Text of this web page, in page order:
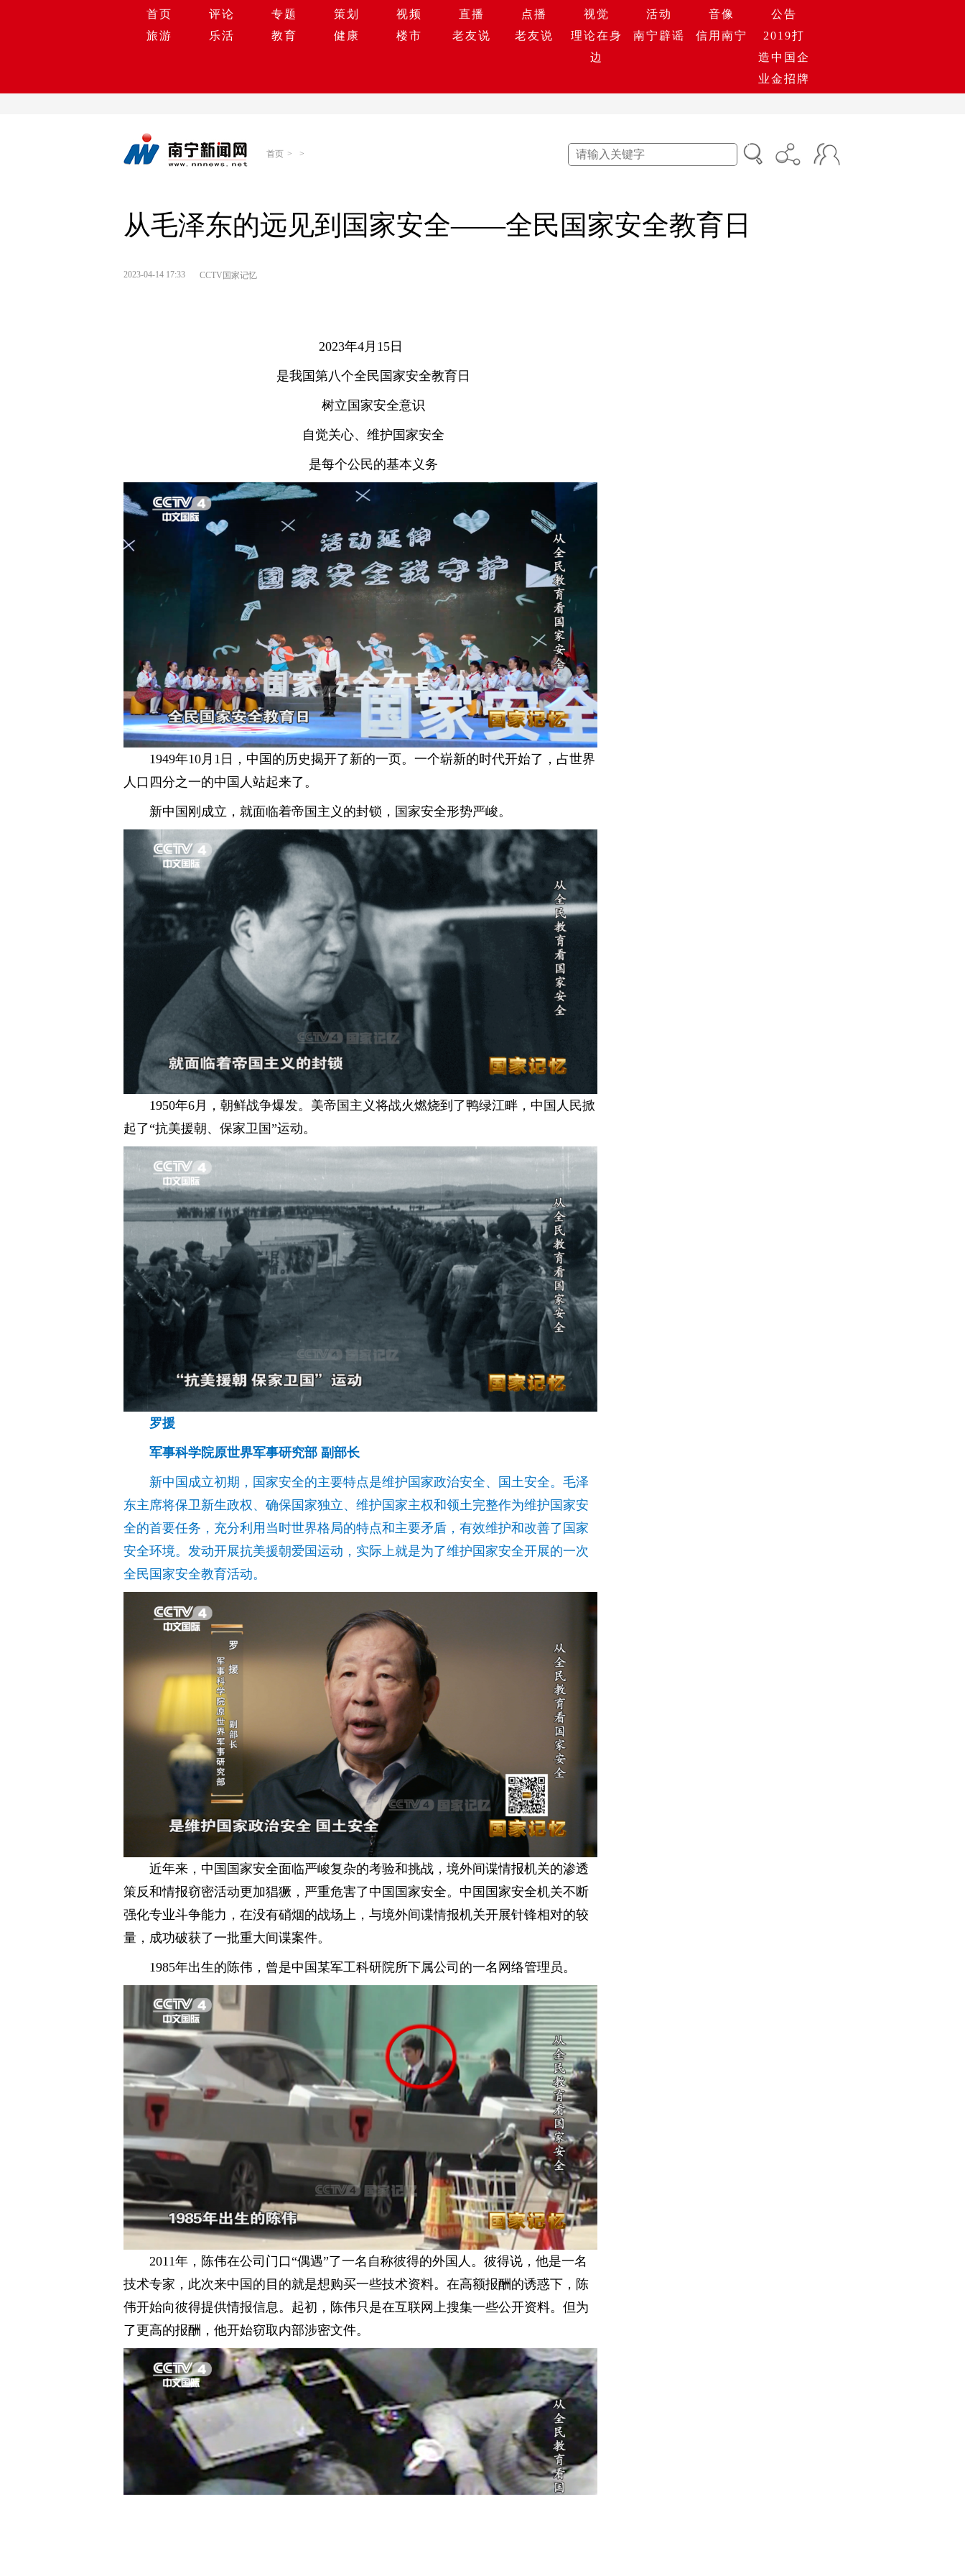
首页 评论 专题 策划 视频 直播 点播 视觉 活动 音像
公告
旅游
乐活 教育 健康 楼市 老友说 老友说
理论在身
边
南宁辟谣 信用南宁
2019打
造中国企
业金招牌
首页 > >
从毛泽东的远见到国家安全——全民国家安全教育日
2023-04-14 17:33 CCTV国家记忆
2023年4月15日
是我国第八个全民国家安全教育日
树立国家安全意识
自觉关心、维护国家安全
是每个公民的基本义务
1949年10月1日，中国的历史揭开了新的一页。一个崭新的时代开始了，占世界
人口四分之一的中国人站起来了。
新中国刚成立，就面临着帝国主义的封锁，国家安全形势严峻。
1950年6月，朝鲜战争爆发。美帝国主义将战火燃烧到了鸭绿江畔，中国人民掀
起了“抗美援朝、保家卫国”运动。
罗援
军事科学院原世界军事研究部 副部长
新中国成立初期，国家安全的主要特点是维护国家政治安全、国土安全。毛泽
东主席将保卫新生政权、确保国家独立、维护国家主权和领土完整作为维护国家安
全的首要任务，充分利用当时世界格局的特点和主要矛盾，有效维护和改善了国家
安全环境。发动开展抗美援朝爱国运动，实际上就是为了维护国家安全开展的一次
全民国家安全教育活动。
近年来，中国国家安全面临严峻复杂的考验和挑战，境外间谍情报机关的渗透
策反和情报窃密活动更加猖獗，严重危害了中国国家安全。中国国家安全机关不断
强化专业斗争能力，在没有硝烟的战场上，与境外间谍情报机关开展针锋相对的较
量，成功破获了一批重大间谍案件。
1985年出生的陈伟，曾是中国某军工科研院所下属公司的一名网络管理员。
2011年，陈伟在公司门口“偶遇”了一名自称彼得的外国人。彼得说，他是一名
技术专家，此次来中国的目的就是想购买一些技术资料。在高额报酬的诱惑下，陈
伟开始向彼得提供情报信息。起初，陈伟只是在互联网上搜集一些公开资料。但为
了更高的报酬，他开始窃取内部涉密文件。